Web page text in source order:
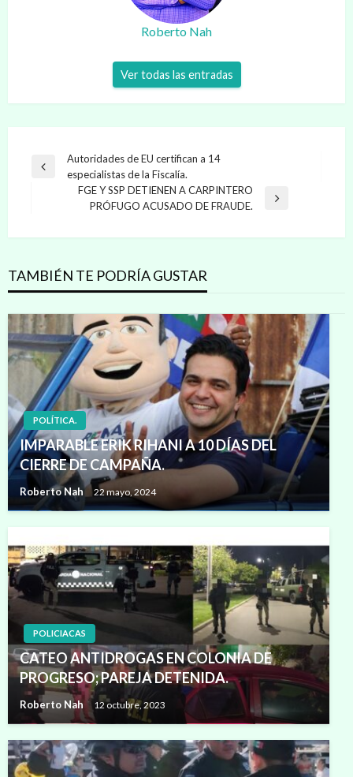
Roberto Nah
Ver todas las entradas
Navegación
entradas
Entrada
Autoridades de EU certifican a 14
especialistas de la Fiscalía.
FGE Y SSP DETIENEN A CARPINTERO
PRÓFUGO ACUSADO DE FRAUDE.
TAMBIÉN TE PODRÍA GUSTAR
POLÍTICA.
IMPARABLE ERIK RIHANI A 10 DÍAS DEL
CIERRE DE CAMPAÑA.
Roberto Nah 22 mayo, 2024
POLICIACAS
CATEO ANTIDROGAS EN COLONIA DE
PROGRESO; PAREJA DETENIDA.
Roberto Nah 12 octubre, 2023